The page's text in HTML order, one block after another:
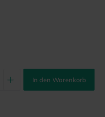
In den Warenkorb